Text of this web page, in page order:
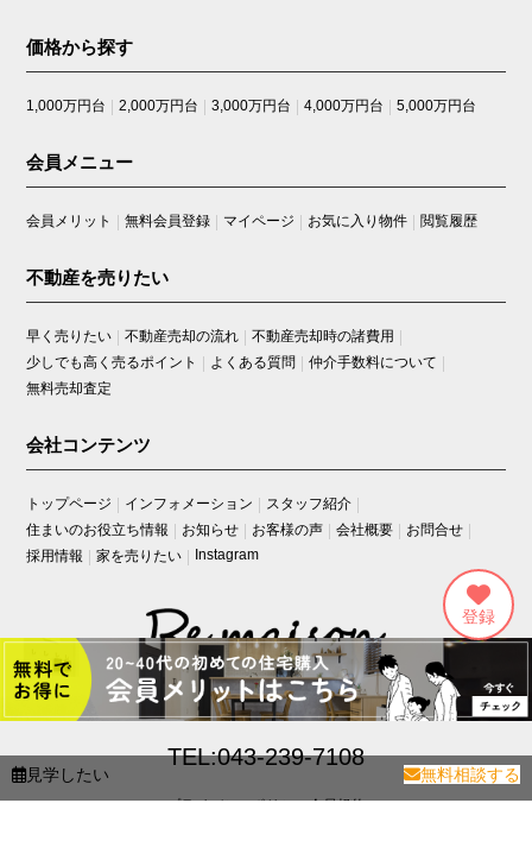
価格から探す
1,000万円台 2,000万円台 3,000万円台 4,000万円台 5,000万円台
会員メニュー
会員メリット 無料会員登録 マイページ お気に入り物件 閲覧履歴
不動産を売りたい
早く売りたい 不動産売却の流れ
不動産売却時の諸費用
少しでも高く売るポイント
よくある質問
仲介手数料について
無料売却査定
会社コンテンツ
トップページ インフォメーション
スタッフ紹介
住まいのお役立ち情報
お知らせ お客様の声 会社概要
お問合せ
採用情報
家を売りたい Instagram
〒260-0033
千葉県千葉市中央区春日2丁目21-11遠藤ビル3階
TEL:043-239-7108
プライバシーポリシー会員規約
見学したい 無料相談する